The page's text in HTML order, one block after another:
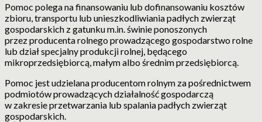
Pomoc polega na finansowaniu lub dofinansowaniu kosztów
zbioru, transportu lub unieszkodliwiania padłych zwierząt
gospodarskich z gatunku m.in. świnie ponoszonych
przez producenta rolnego prowadzącego gospodarstwo rolne
lub dział specjalny produkcji rolnej, będącego
mikroprzedsiębiorcą, małym albo średnim przedsiębiorcą.
Pomoc jest udzielana producentom rolnym za pośrednictwem
podmiotów prowadzących działalność gospodarczą
w zakresie przetwarzania lub spalania padłych zwierząt
gospodarskich.